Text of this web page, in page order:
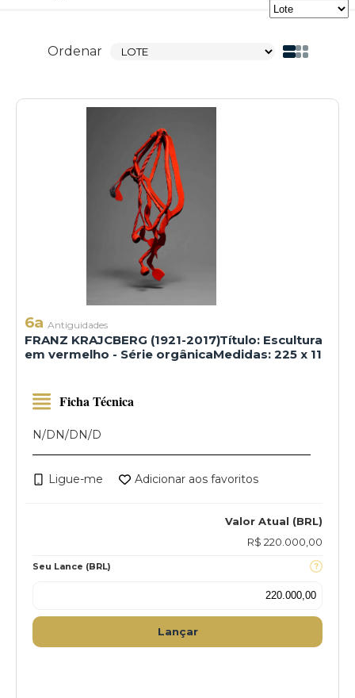
Ordenar
6a Antiguidades
FRANZ KRAJCBERG (1921-2017)Título: Escultura
em vermelho - Série orgânicaMedidas: 225 x 11
Valor Atual (BRL)
R$ 220.000,00
Seu Lance (BRL)
Lançar
Ficha Técnica
N/DN/DN/D
Ligue-me Adicionar aos favoritos